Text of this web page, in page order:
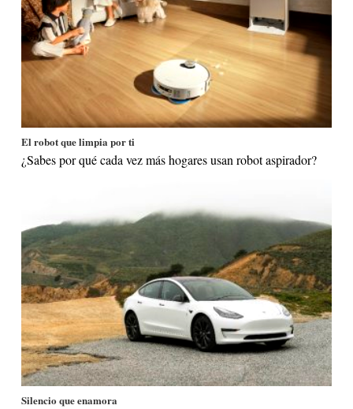
El robot que limpia por ti
¿Sabes por qué cada vez más hogares usan robot aspirador?
Silencio que enamora